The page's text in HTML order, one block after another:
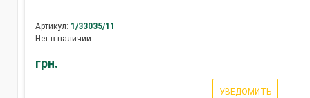
Артикул: 1/33035/11
Нет в наличии
грн.
УВЕДОМИТЬ